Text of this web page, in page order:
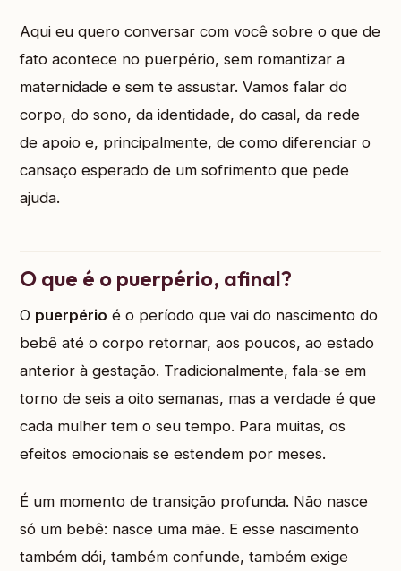
Aqui eu quero conversar com você sobre o que de
fato acontece no puerpério, sem romantizar a
maternidade e sem te assustar. Vamos falar do
corpo, do sono, da identidade, do casal, da rede
de apoio e, principalmente, de como diferenciar o
cansaço esperado de um sofrimento que pede
ajuda.
O que é o puerpério, afinal?
O puerpério é o período que vai do nascimento do
bebê até o corpo retornar, aos poucos, ao estado
anterior à gestação. Tradicionalmente, fala-se em
torno de seis a oito semanas, mas a verdade é que
cada mulher tem o seu tempo. Para muitas, os
efeitos emocionais se estendem por meses.
É um momento de transição profunda. Não nasce
só um bebê: nasce uma mãe. E esse nascimento
também dói, também confunde, também exige